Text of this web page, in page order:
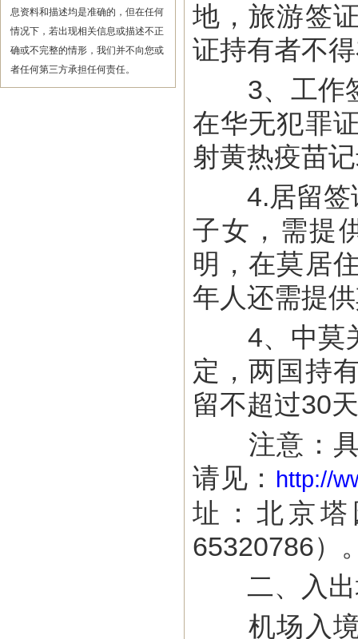
息资料和描述均是准确的，但在任何
情况下，若出现相关信息或描述不正
确或不完整的情形，我们并不向您或
者任何第三方承担任何责任。
地，旅游签
证持有者不
3、工作签
在华无犯罪
射黄热疫苗
4.居留签证
子女，需提
明，在莫居
年人还需提
4、中莫关
定，两国持
留不超过30
注意：具
请见： http://
址：北京
65320786）
二、入出
机场入境